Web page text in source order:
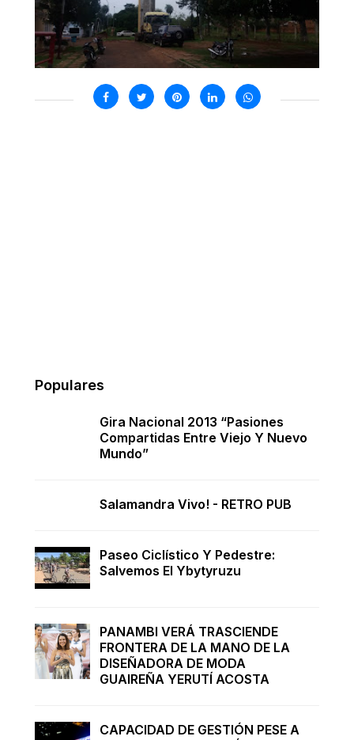
Populares
Gira Nacional 2013 “Pasiones
Compartidas Entre Viejo Y Nuevo
Mundo”
Salamandra Vivo! - RETRO PUB
Paseo Ciclístico Y Pedestre:
Salvemos El Ybytyruzu
PANAMBI VERÁ TRASCIENDE
FRONTERA DE LA MANO DE LA
DISEÑADORA DE MODA
GUAIREÑA YERUTÍ ACOSTA
CAPACIDAD DE GESTIÓN PESE A